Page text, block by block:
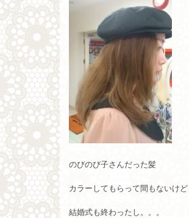
のびのび子さんだった髪
カラーしてもらって間もないけど
結婚式も終わったし。。。